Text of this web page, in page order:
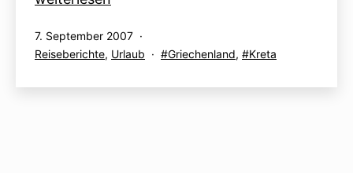
Home,
sweet
home
Veröffentlicht
am
7. September 2007
Kategorisiert
Reiseberichte, Urlaub
Verschlagwortet
Griechenland, Kreta